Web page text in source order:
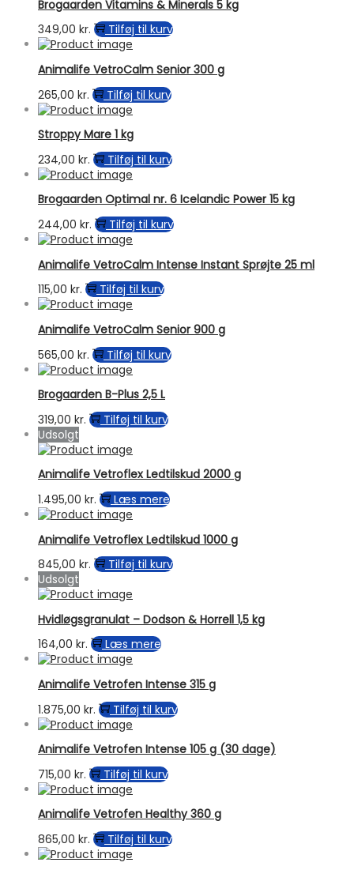
Brogaarden Vitamins & Minerals 5 kg
349,00 kr. Tilføj til kurv
Animalife VetroCalm Senior 300 g
265,00 kr. Tilføj til kurv
Stroppy Mare 1 kg
234,00 kr. Tilføj til kurv
Brogaarden Optimal nr. 6 Icelandic Power 15 kg
244,00 kr. Tilføj til kurv
Animalife VetroCalm Intense Instant Sprøjte 25 ml
115,00 kr. Tilføj til kurv
Animalife VetroCalm Senior 900 g
565,00 kr. Tilføj til kurv
Brogaarden B-Plus 2,5 L
319,00 kr.
Tilføj til kurv
Udsolgt
Animalife Vetroflex Ledtilskud 2000 g
1.495,00 kr. Læs mere
Animalife Vetroflex Ledtilskud 1000 g
845,00 kr.
Tilføj til kurv
Udsolgt
Hvidløgsgranulat – Dodson & Horrell 1,5 kg
164,00 kr. Læs mere
Animalife Vetrofen Intense 315 g
1.875,00 kr. Tilføj til kurv
Animalife Vetrofen Intense 105 g (30 dage)
715,00 kr. Tilføj til kurv
Animalife Vetrofen Healthy 360 g
865,00 kr. Tilføj til kurv